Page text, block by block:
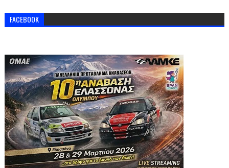
FACEBOOK